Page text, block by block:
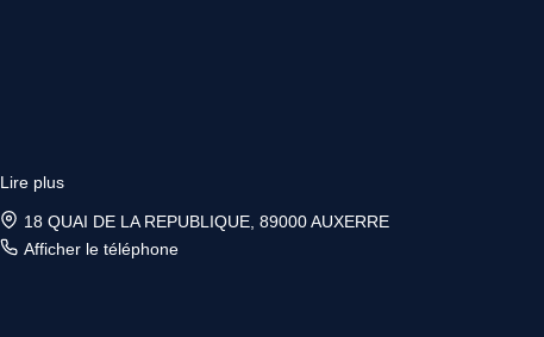
Lire plus
18 QUAI DE LA REPUBLIQUE, 89000 AUXERRE
Afficher le téléphone